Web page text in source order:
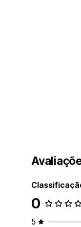
0
5